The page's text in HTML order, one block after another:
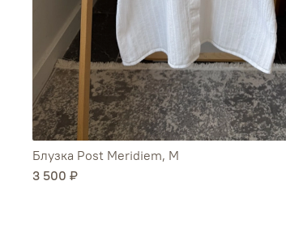
Блузка Post Meridiem, M
3 500 ₽